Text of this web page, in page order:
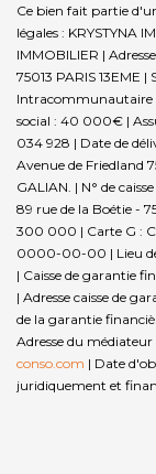
Ce bien fait partie
légales : KRYSTYNA
IMMOBILIER |
75013 PARIS 13EME |
Intracommunautaire :
social : 40 000€ |
034 928 | Date de
Avenue de Friedland
GALIAN. | N° de
89 rue de la Boétie -
300 000 | Carte G :
0000-00-00 | Lieu de
| Caisse de garantie
| Adresse caisse de
de la garantie
Adresse du médiateur
conso.com | Date
juridiquement et